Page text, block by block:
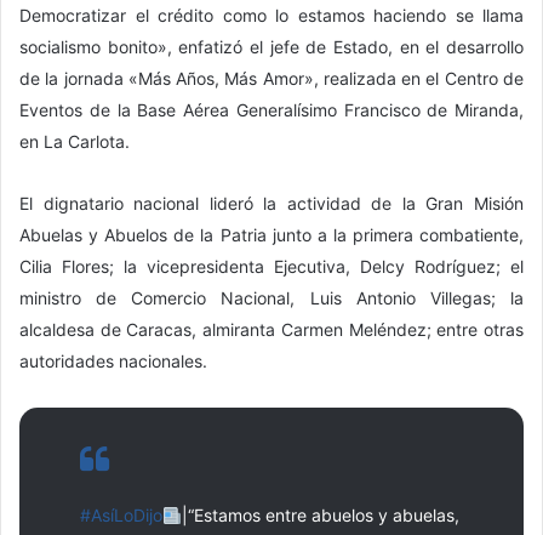
Democratizar el crédito como lo estamos haciendo se llama
socialismo bonito», enfatizó el jefe de Estado, en el desarrollo
de la jornada «Más Años, Más Amor», realizada en el Centro de
Eventos de la Base Aérea Generalísimo Francisco de Miranda,
en La Carlota.
El dignatario nacional lideró la actividad de la Gran Misión
Abuelas y Abuelos de la Patria junto a la primera combatiente,
Cilia Flores; la vicepresidenta Ejecutiva, Delcy Rodríguez; el
ministro de Comercio Nacional, Luis Antonio Villegas; la
alcaldesa de Caracas, almiranta Carmen Meléndez; entre otras
autoridades nacionales.
#AsíLoDijo
|“Estamos entre abuelos y abuelas,